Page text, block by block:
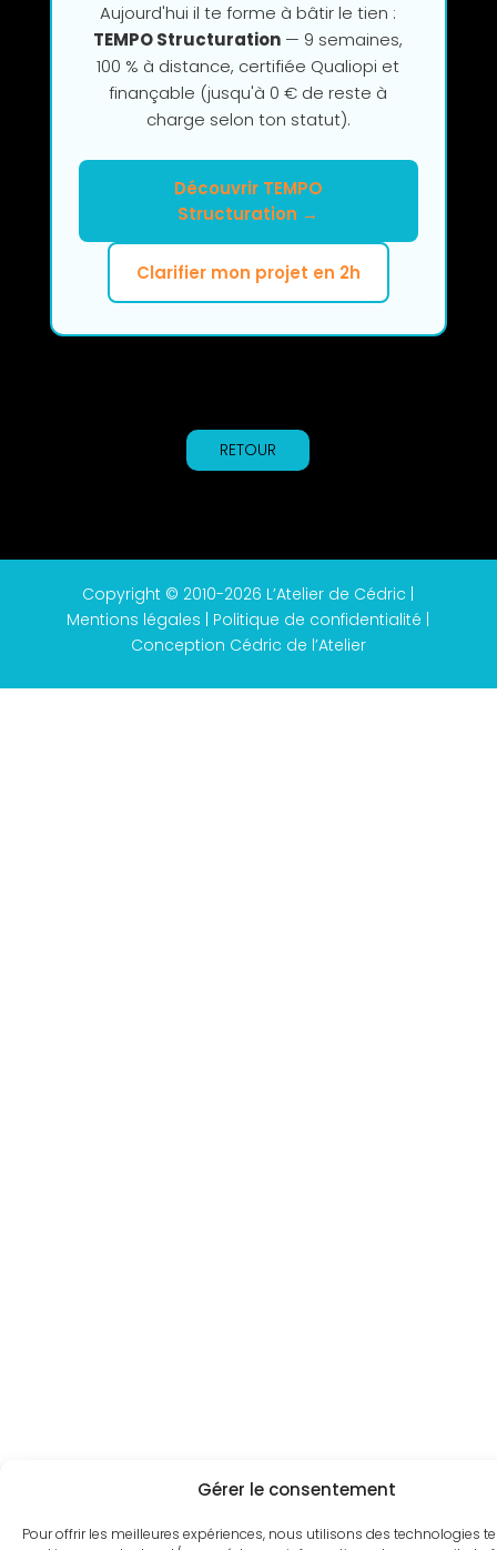
Gérer le consentement
Pour offrir les meilleures expériences, nous utilisons des technologies
Aujourd'hui il te forme à bâtir le tien :
TEMPO Structuration — 9 semaines,
100 % à distance, certifiée Qualiopi et
finançable (jusqu'à 0 € de reste à
charge selon ton statut).
Découvrir TEMPO
Structuration →
Clarifier mon projet en 2h
RETOUR
Copyright © 2010-2026 L’Atelier de Cédric |
Mentions légales
Politique de confidentialité
Conception Cédric de l’Atelier